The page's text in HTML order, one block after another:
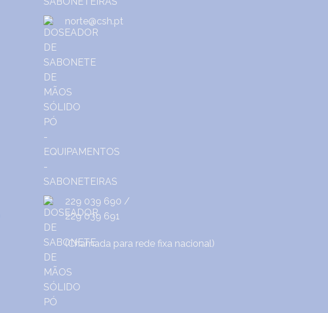
norte@csh.pt
229 039 690 /
229 039 691
(Chamada para rede fixa nacional)